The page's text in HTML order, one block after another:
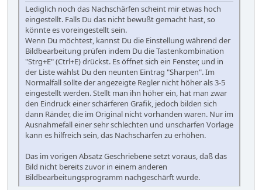
Lediglich noch das Nachschärfen scheint mir etwas hoch
eingestellt. Falls Du das nicht bewußt gemacht hast, so
könnte es voreingestellt sein.
Wenn Du möchtest, kannst Du die Einstellung während der
Bildbearbeitung prüfen indem Du die Tastenkombination
"Strg+E" (Ctrl+E) drückst. Es öffnet sich ein Fenster, und in
der Liste wählst Du den neunten Eintrag "Sharpen". Im
Normalfall sollte der angezeigte Regler nicht höher als 3-5
eingestellt werden. Stellt man ihn höher ein, hat man zwar
den Eindruck einer schärferen Grafik, jedoch bilden sich
dann Ränder, die im Original nicht vorhanden waren. Nur im
Ausnahmefall einer sehr schlechten und unscharfen Vorlage
kann es hilfreich sein, das Nachschärfen zu erhöhen.
Das im vorigen Absatz Geschriebene setzt voraus, daß das
Bild nicht bereits zuvor in einem anderen
Bildbearbeitungsprogramm nachgeschärft wurde.